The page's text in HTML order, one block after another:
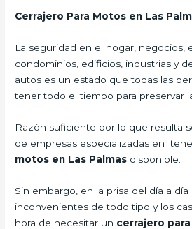
Cerrajero Para Motos en Las
La seguridad en el hogar, negocios,
condominios, edificios, industrias y
autos es un estado que todas las
tener todo el tiempo para preservar
Razón suficiente por lo que resulta
de empresas especializadas en
motos en Las Palmas disponible.
Sin embargo, en la prisa del día a
inconvenientes de todo tipo y los
hora de necesitar un cerrajero